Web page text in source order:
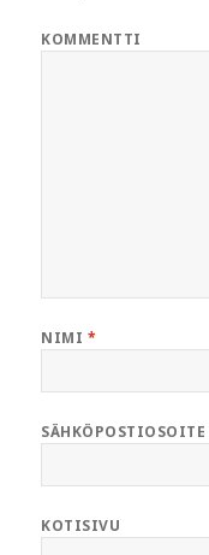
KOMMENTTI
NIMI *
SÄHKÖPOSTIOSOITE
KOTISIVU